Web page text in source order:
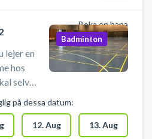
Boka en bana
lejer en
hos
selv
og bolde.
Badminton
på dessa datum:
12. Aug 13. Aug